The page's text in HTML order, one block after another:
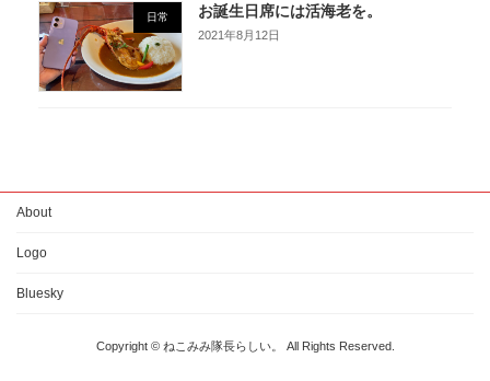
日常 お誕生日席には活海老を。
2021年8月12日
About
Logo
Bluesky
Copyright © ねこみみ隊長らしい。 All Rights Reserved.